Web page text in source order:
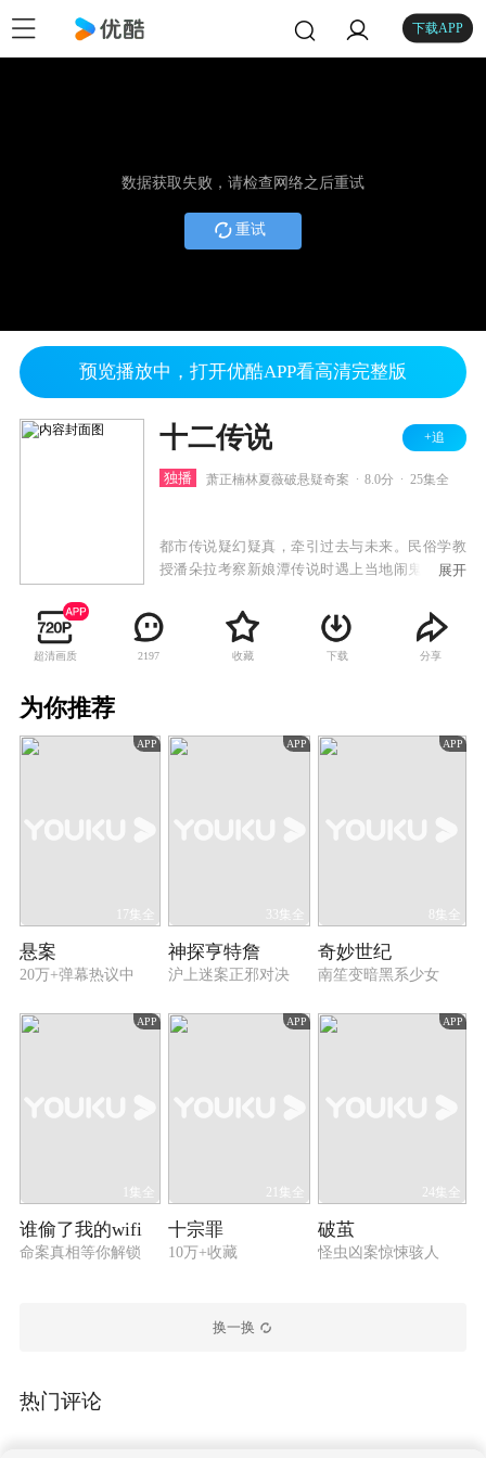
下载APP
数据获取失败，请检查网络之后重试
重试
预览播放中，打开优酷APP看高清完整版
十二传说 +追
独播 萧正楠林夏薇破悬疑奇案 8.0分 25集全
都市传说疑幻疑真，牵引过去与未来。民俗学教
授潘朵拉考察新娘潭传说时遇上当地闹鬼，她发
相，揭开准新娘黄玉不为人知的身世。潘朵拉恩
师失踪七年，其子竟是傅子博，二人决定完成其
未完成的论文《香港都会传说》，考察期间竟遇
当年事，竟辗转查到母亲经营的当铺，此时傅子
展开
超清画质 2197 收藏 下载 分享
为你推荐
APP
17集全
悬案
20万+弹幕热议中
APP
33集全
神探亨特詹
沪上迷案正邪对决
APP
8集全
奇妙世纪
南笙变暗黑系少女
APP
1集全
谁偷了我的wifi
命案真相等你解锁
APP
21集全
十宗罪
10万+收藏
APP
24集全
破茧
怪虫凶案惊悚骇人
换一换
热门评论